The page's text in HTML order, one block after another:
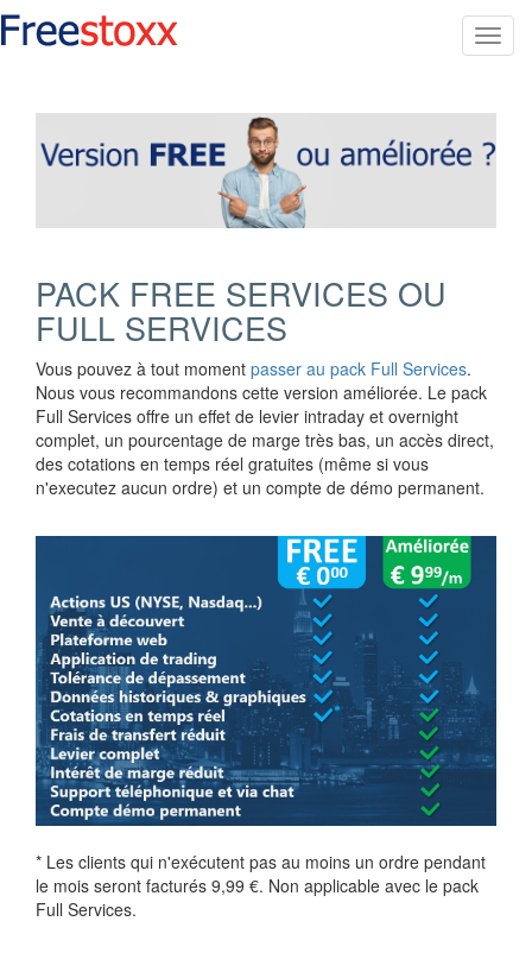
PACK FREE SERVICES OU
FULL SERVICES
Vous pouvez à tout moment passer au pack Full Services.
Nous vous recommandons cette version améliorée. Le pack
Full Services offre un effet de levier intraday et overnight
complet, un pourcentage de marge très bas, un accès direct,
des cotations en temps réel gratuites (même si vous
n'executez aucun ordre) et un compte de démo permanent.
* Les clients qui n'exécutent pas au moins un ordre pendant
le mois seront facturés 9,99 €. Non applicable avec le pack
Full Services.